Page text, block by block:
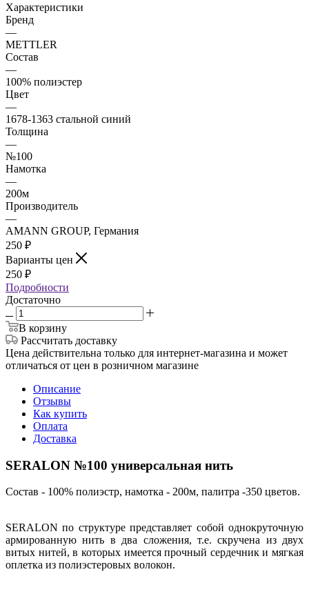
Характеристики
Бренд
—
METTLER
Состав
—
100% полиэстер
Цвет
—
1678-1363 стальной синий
Толщина
—
№100
Намотка
—
200м
Производитель
—
AMANN GROUP, Германия
250 ₽
Варианты цен
250 ₽
Подробности
Достаточно
В корзину
Рассчитать доставку
Цена действительна только для интернет-магазина и может
отличаться от цен в розничном магазине
Описание
Отзывы
Как купить
Оплата
Доставка
SERALON №100 универсальная нить
Состав - 100% полиэстр, намотка - 200м, палитра -350 цветов.
SERALON по структуре представляет собой однокруточную
армированную нить в два сложения, т.е. скручена из двух
витых нитей, в которых имеется прочный сердечник и мягкая
оплетка из полиэстеровых волокон.